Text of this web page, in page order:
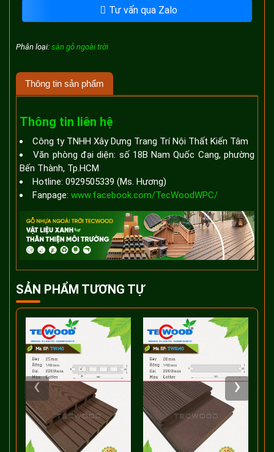
Tư vấn qua Zalo
Phân loại: sàn gỗ ngoài trời
Thông tin sản phẩm
Thông tin liên hệ
Công ty TNHH Xây Dựng Trang Trí Nội Thất Kiến Tâm
Văn phòng đại diện: số 18B Nam Quốc Cang, phường
Bến Thành, Tp.HCM
Hotline: 0929505339 (Ms. Hương)
Fanpage: www.facebook.com/TecWoodWPC/
SẢN PHẨM TƯƠNG TỰ
‹ ›